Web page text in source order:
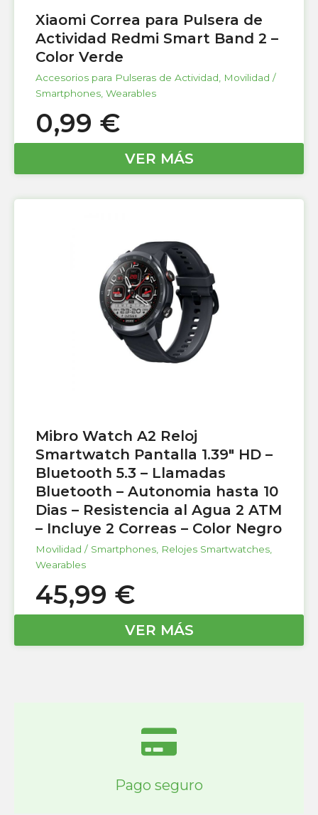
Xiaomi Correa para Pulsera de
Actividad Redmi Smart Band 2 –
Color Verde
Accesorios para Pulseras de Actividad
Movilidad /
Smartphones Wearables
0,99 €
VER MÁS
Mibro Watch A2 Reloj
Smartwatch Pantalla 1.39″ HD –
Bluetooth 5.3 – Llamadas
Bluetooth – Autonomia hasta 10
Dias – Resistencia al Agua 2 ATM
– Incluye 2 Correas – Color Negro
Movilidad / Smartphones Relojes Smartwatches
Wearables
45,99 €
VER MÁS
Pago seguro